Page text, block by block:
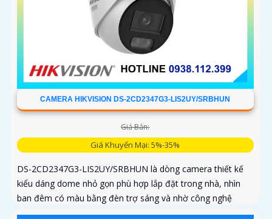
CAMERA HIKVISION DS-2CD2347G3-LIS2UY/SRBHUN
Giá Bán:
Giá Khuyến Mại: 5%-35%
DS-2CD2347G3-LIS2UY/SRBHUN là dòng camera thiết kế
kiểu dáng dome nhỏ gọn phù hợp lắp đặt trong nhà, nhìn
ban đêm có màu bằng đèn trợ sáng và nhờ công nghệ
ColorVU HikAI-ISP, có tính năng AI giúp nhận diện người và